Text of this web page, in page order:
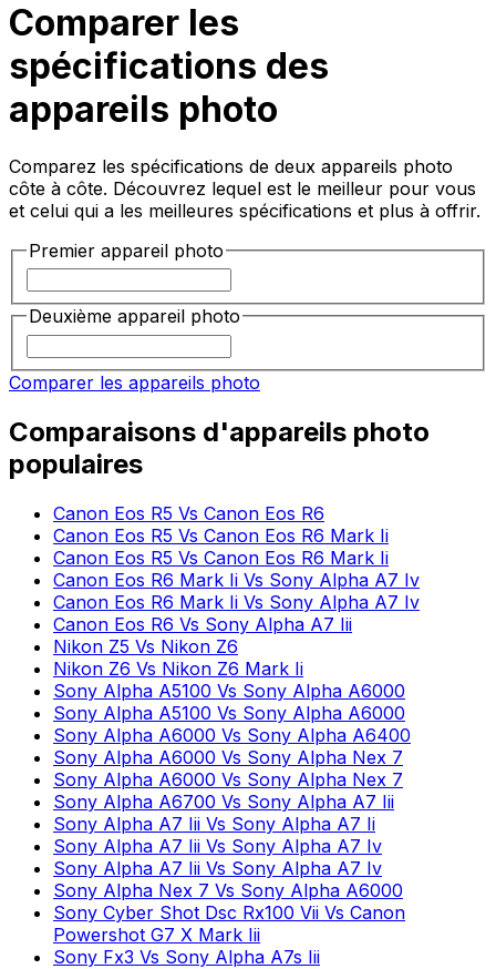
Comparer les
spécifications des
appareils photo
Comparez les spécifications de deux appareils photo
côte à côte. Découvrez lequel est le meilleur pour vous
et celui qui a les meilleures spécifications et plus à offrir.
Premier appareil photo
Deuxième appareil photo
Comparer les appareils photo
Comparaisons d'appareils photo
populaires
Canon Eos R5 Vs Canon Eos R6
Canon Eos R5 Vs Canon Eos R6 Mark Ii
Canon Eos R5 Vs Canon Eos R6 Mark Ii
Canon Eos R6 Mark Ii Vs Sony Alpha A7 Iv
Canon Eos R6 Mark Ii Vs Sony Alpha A7 Iv
Canon Eos R6 Vs Sony Alpha A7 Iii
Nikon Z5 Vs Nikon Z6
Nikon Z6 Vs Nikon Z6 Mark Ii
Sony Alpha A5100 Vs Sony Alpha A6000
Sony Alpha A5100 Vs Sony Alpha A6000
Sony Alpha A6000 Vs Sony Alpha A6400
Sony Alpha A6000 Vs Sony Alpha Nex 7
Sony Alpha A6000 Vs Sony Alpha Nex 7
Sony Alpha A6700 Vs Sony Alpha A7 Iii
Sony Alpha A7 Iii Vs Sony Alpha A7 Ii
Sony Alpha A7 Iii Vs Sony Alpha A7 Iv
Sony Alpha A7 Iii Vs Sony Alpha A7 Iv
Sony Alpha Nex 7 Vs Sony Alpha A6000
Sony Cyber Shot Dsc Rx100 Vii Vs Canon
Powershot G7 X Mark Iii
Sony Fx3 Vs Sony Alpha A7s Iii